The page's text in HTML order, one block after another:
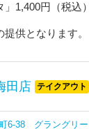
1,400円（税込）
供となります。
田店 テイクアウト
6-38 グラングリ